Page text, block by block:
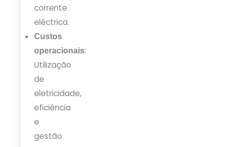
corrente
eléctrica.
Custos
operacionais:
Utilização
de
eletricidade,
eficiência
e
gestão